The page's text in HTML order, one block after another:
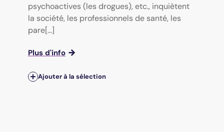
psychoactives (les drogues), etc., inquiètent
la société, les professionnels de santé, les
pare[...]
Plus d'info
Ajouter à la sélection